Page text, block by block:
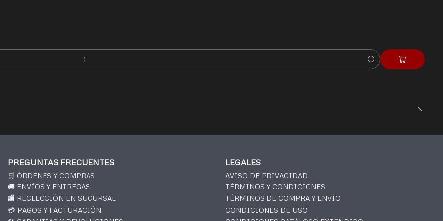
PREGUNTAS FRECUENTES
🛒 ÓRDENES Y COMPRAS
🚚 ENVÍOS Y ENTREGAS
🏬 RECLECCIÓN EN SUCURSAL
💳 PAGOS Y FACTURACIÓN
LEGALES
AVISO DE PRIVACIDAD
TÉRMINOS Y CONDICIONES
TÉRMINOS DE COMPRA Y ENVÍO
CONDICIONES DE USO